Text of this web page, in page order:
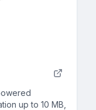
up to 10 MB,